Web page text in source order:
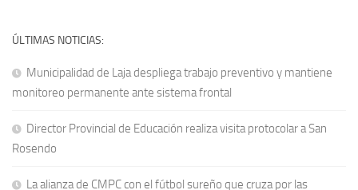
ÚLTIMAS NOTICIAS:
Municipalidad de Laja despliega trabajo preventivo y mantiene
monitoreo permanente ante sistema frontal
Director Provincial de Educación realiza visita protocolar a San
Rosendo
La alianza de CMPC con el fútbol sureño que cruza por las